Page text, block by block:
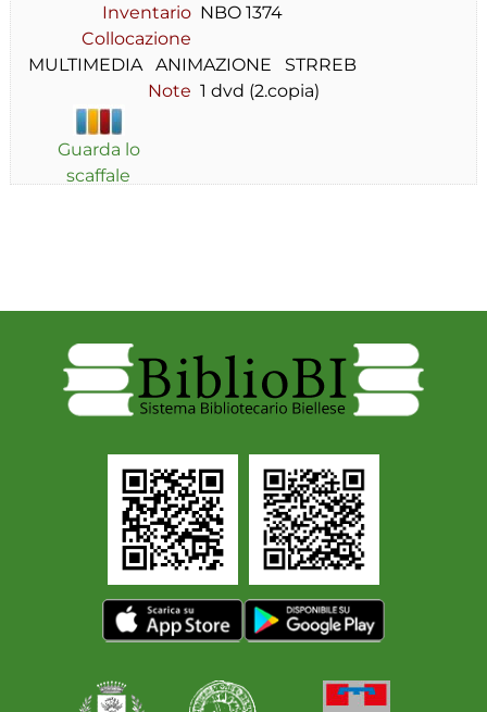
Inventario NBO 1374
Collocazione
MULTIMEDIA   ANIMAZIONE   STRREB
Note 1 dvd (2.copia)
Guarda lo
scaffale